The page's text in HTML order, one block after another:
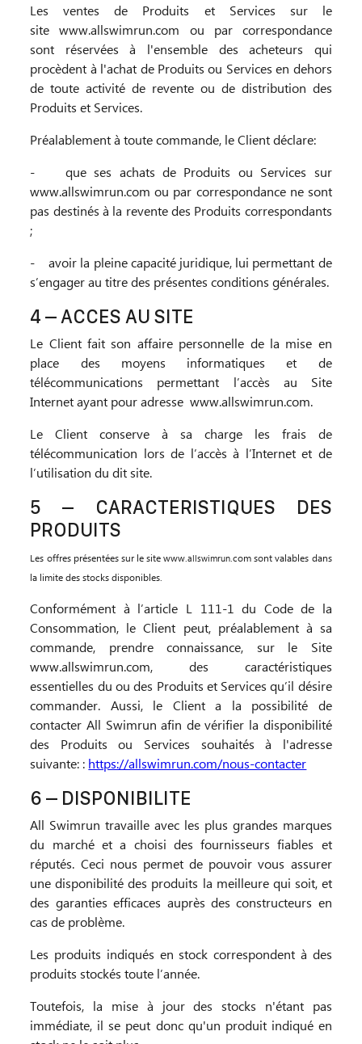
Les ventes de Produits et Services sur le
site www.allswimrun.com ou par correspondance
sont réservées à l'ensemble des acheteurs qui
procèdent à l'achat de Produits ou Services en dehors
de toute activité de revente ou de distribution des
Produits et Services.
Préalablement à toute commande, le Client déclare:
- que ses achats de Produits ou Services sur
www.allswimrun.com ou par correspondance ne sont
pas destinés à la revente des Produits correspondants
;
- avoir la pleine capacité juridique, lui permettant de
s’engager au titre des présentes conditions générales.
4 – ACCES AU SITE
Le Client fait son affaire personnelle de la mise en
place des moyens informatiques et de
télécommunications permettant l’accès au Site
Internet ayant pour adresse www.allswimrun.com.
Le Client conserve à sa charge les frais de
télécommunication lors de l’accès à l’Internet et de
l’utilisation du dit site.
5 – CARACTERISTIQUES DES
PRODUITS
Les offres présentées sur le site www.allswimrun.com sont valables dans
la limite des stocks disponibles.
Conformément à l’article L 111-1 du Code de la
Consommation, le Client peut, préalablement à sa
commande, prendre connaissance, sur le Site
www.allswimrun.com, des caractéristiques
essentielles du ou des Produits et Services qu’il désire
commander. Aussi, le Client a la possibilité de
contacter All Swimrun afin de vérifier la disponibilité
des Produits ou Services souhaités à l'adresse
suivante: :https://allswimrun.com/nous-contacter
6 – DISPONIBILITE
All Swimrun travaille avec les plus grandes marques
du marché et a choisi des fournisseurs fiables et
réputés. Ceci nous permet de pouvoir vous assurer
une disponibilité des produits la meilleure qui soit, et
des garanties efficaces auprès des constructeurs en
cas de problème.
Les produits indiqués en stock correspondent à des
produits stockés toute l’année.
Toutefois, la mise à jour des stocks n'étant pas
immédiate, il se peut donc qu'un produit indiqué en